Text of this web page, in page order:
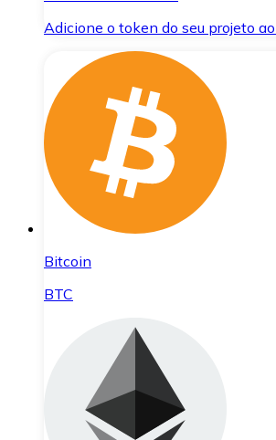
Adicione o token do seu projeto
Bitcoin
BTC